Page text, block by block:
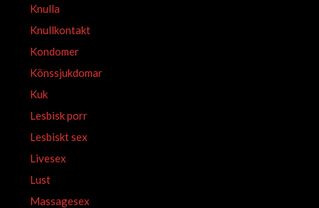
Knulla
Knullkontakt
Kondomer
Könssjukdomar
Kuk
Lesbisk porr
Lesbiskt sex
Livesex
Lust
Massagesex